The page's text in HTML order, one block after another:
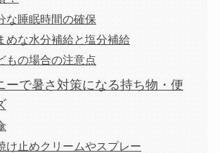
な睡眠時間の確保
めな水分補給と塩分補給
もの場合の注意点
ーで暑さ対策になる持ち物・便
け止めクリームやスプレー